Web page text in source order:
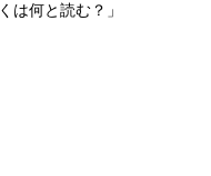
は何と読む？」